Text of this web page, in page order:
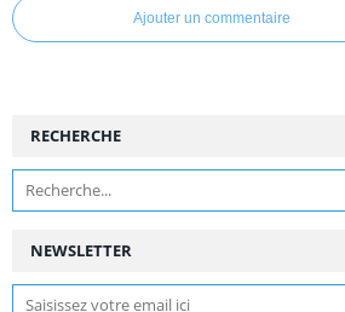
Ajouter un commentaire
NEWSLETTER
RECHERCHE